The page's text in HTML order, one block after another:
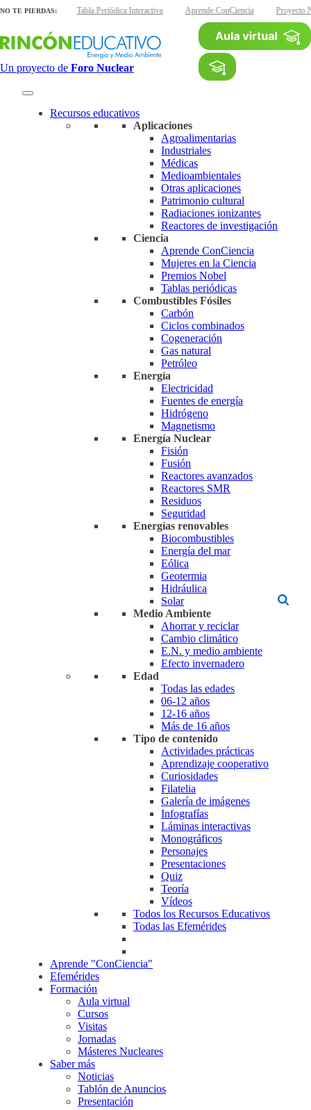
NO TE PIERDAS:
interactivas Tabla Periódica Interactiva Aprende ConCiencia Proyecto
Un proyecto de Foro Nuclear
Recursos educativos
Aplicaciones
Agroalimentarias
Industriales
Médicas
Medioambientales
Otras aplicaciones
Patrimonio cultural
Radiaciones ionizantes
Reactores de investigación
Ciencia
Aprende ConCiencia
Mujeres en la Ciencia
Premios Nobel
Tablas periódicas
Combustibles Fósiles
Carbón
Ciclos combinados
Cogeneración
Gas natural
Petróleo
Energía
Electricidad
Fuentes de energía
Hidrógeno
Magnetismo
Energía Nuclear
Fisión
Fusión
Reactores avanzados
Reactores SMR
Residuos
Seguridad
Energías renovables
Biocombustibles
Energía del mar
Eólica
Geotermia
Hidráulica
Solar
Medio Ambiente
Ahorrar y reciclar
Cambio climático
E.N. y medio ambiente
Efecto invernadero
Edad
Todas las edades
06-12 años
12-16 años
Más de 16 años
Tipo de contenido
Actividades prácticas
Aprendizaje cooperativo
Curiosidades
Filatelia
Galería de imágenes
Infografías
Láminas interactivas
Monográficos
Personajes
Presentaciones
Quiz
Teoría
Vídeos
Todos los Recursos Educativos
Todas las Efemérides
Aprende "ConCiencia"
Efemérides
Formación
Aula virtual
Cursos
Visitas
Jornadas
Másteres Nucleares
Saber más
Noticias
Tablón de Anuncios
Presentación